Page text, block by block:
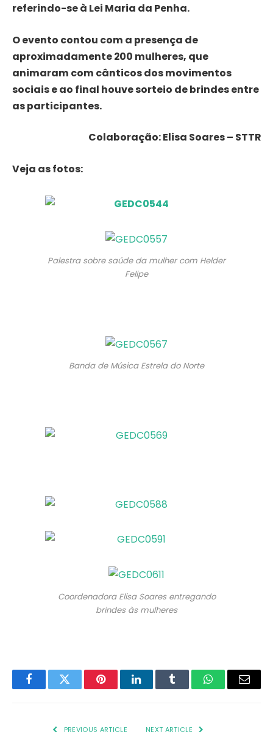
referindo-se à Lei Maria da Penha.
O evento contou com a presença de
aproximadamente 200 mulheres, que
animaram com cânticos dos movimentos
sociais e ao final houve sorteio de brindes entre
as participantes.
Colaboração: Elisa Soares – STTR
Veja as fotos:
Palestra sobre saúde da mulher com Helder
Felipe
Banda de Música Estrela do Norte
Coordenadora Elisa Soares entregando
brindes às mulheres
FacebookTwitter PinterestLinkedInTumblr WhatsAppEmail
PREVIOUS ARTICLE NEXT ARTICLE